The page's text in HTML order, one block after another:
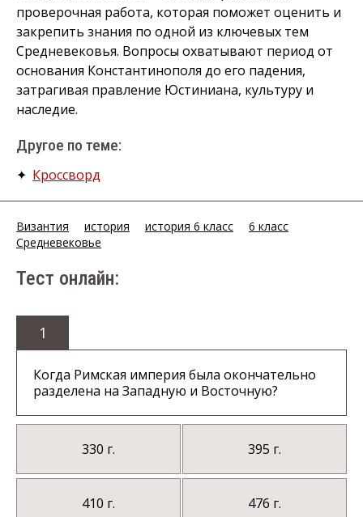
проверочная работа, которая поможет оценить и
закрепить знания по одной из ключевых тем
Средневековья. Вопросы охватывают период от
основания Константинополя до его падения,
затрагивая правление Юстиниана, культуру и
наследие.
Другое по теме:
✦ Кроссворд
Византия история история 6 класс
6 класс
Средневековье
Тест онлайн:
1
Когда Римская империя была окончательно
разделена на Западную и Восточную?
330 г. 395 г.
410 г. 476 г.